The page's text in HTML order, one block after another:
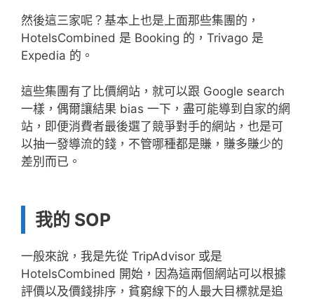
然後這三家呢？基本上也是上面那些集團的，
HotelsCombined 是 Booking 的，Trivago 是
Expedia 的。
這些集團有了比價網站，就可以跟 Google search
一樣，偶爾讓結果 bias 一下，盡可能導到自家的網
站，即便消費者最後選了競爭對手的網站，也是可
以抽一發導流的錢，不管哪種都是賺，賺多賺少的
差別而已。
我的 SOP
一般來說，我是先從 TripAdvisor 或是
HotelsCombined 開始，因為這兩個網站可以根據
評價以及價錢排序，貧窮線下的人最大目標就是追